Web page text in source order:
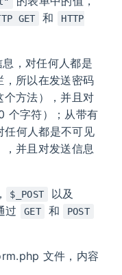
GET 和
HTTP
，对任何人都是
，所以在发送密码
个方法），并且对
个字符）；从带有
任何人都是不可见
，并且对发送信息
， $_POST 以及
过 GET 和 POST
文件，内容